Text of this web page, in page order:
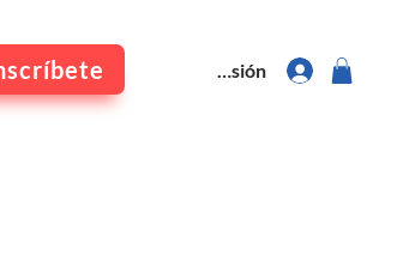
Iniciar sesión